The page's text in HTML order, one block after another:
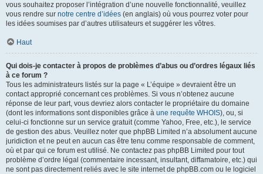
vous souhaitez proposer l’intégration d’une nouvelle fonctionnalité, veuillez
vous rendre sur notre centre d’idées (en anglais) où vous pourrez voter pour
les idées soumises par d’autres utilisateurs et suggérer les vôtres.
Haut
Qui dois-je contacter à propos de problèmes d’abus ou d’ordres légaux liés
à ce forum ?
Tous les administrateurs listés sur la page « L’équipe » devraient être un
contact approprié concernant ces problèmes. Si vous n’obtenez aucune
réponse de leur part, vous devriez alors contacter le propriétaire du domaine
(dont les informations sont disponibles grâce à une requête WHOIS), ou, si
celui-ci fonctionne sur un service gratuit (comme Yahoo, Free, etc.), le service
de gestion des abus. Veuillez noter que phpBB Limited n’a absolument aucune
juridiction et ne peut en aucun cas être tenu comme responsable de comment,
où et par qui ce forum est utilisé. Ne contactez pas phpBB Limited pour tout
problème d’ordre légal (commentaire incessant, insultant, diffamatoire, etc.) qui
ne sont pas directement reliés avec le site internet de phpBB.com ou le logiciel